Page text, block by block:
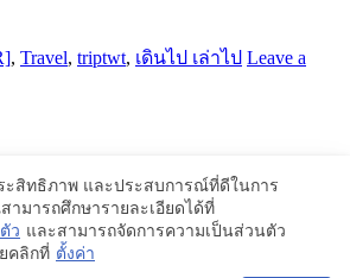
, Travel, triptwt, เดินไป เล่าไป Leave a
| Theme: BlogStyle
ะสิทธิภาพ และประสบการณ์ที่ดีในการ
มารถศึกษารายละเอียดได้ที่
ว และสามารถจัดการความเป็นส่วนตัว
คลิกที่ ตั้งค่า